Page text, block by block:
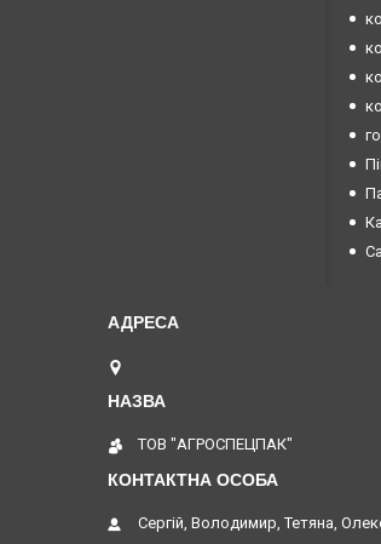
ТОВ "АГРОСПЕЦПАК"
Сергій, Володимир, Тетяна,